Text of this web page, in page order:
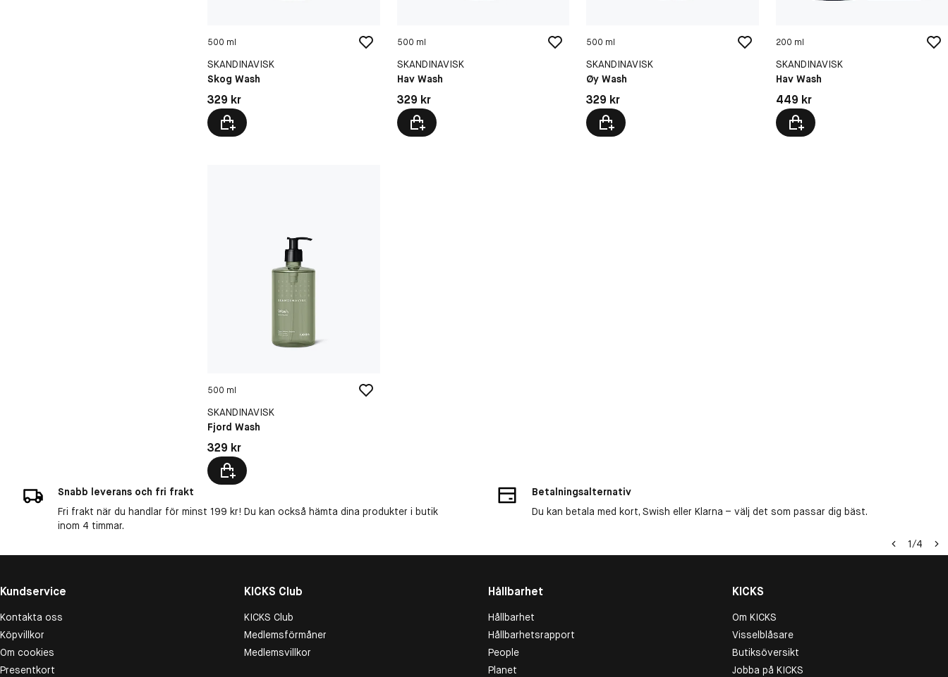
500 ml
SKANDINAVISK
Skog Wash
Pris: 329 kr
329 kr
500 ml
SKANDINAVISK
Hav Wash
Pris: 329 kr
329 kr
500 ml
SKANDINAVISK
Øy Wash
Pris: 329 kr
329 kr
200 ml
SKANDINAVISK
Hav Wash
Pris: 449 kr
449 kr
500 ml
SKANDINAVISK
Fjord Wash
Pris: 329 kr
329 kr
Snabb leverans och fri frakt
Fri frakt när du handlar för minst 199 kr! Du kan också hämta dina produkter i butik
inom 4 timmar.
Betalningsalternativ
Du kan betala med kort, Swish eller Klarna – välj det som passar dig bäst.
1/4
Kundservice
Kontakta oss
Köpvillkor
Om cookies
Presentkort
KICKS Club
KICKS Club
Medlemsförmåner
Medlemsvillkor
Hållbarhet
Hållbarhet
Hållbarhetsrapport
People
Planet
KICKS
Om KICKS
Visselblåsare
Butiksöversikt
Jobba på KICKS